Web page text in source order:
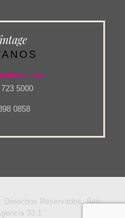
5000
0858
Derechos Reservados. Sitio
33.1